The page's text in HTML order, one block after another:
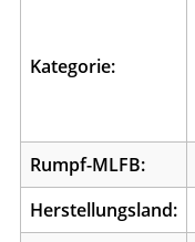
Kategorie:
Rumpf-MLFB:
Herstellungsland: